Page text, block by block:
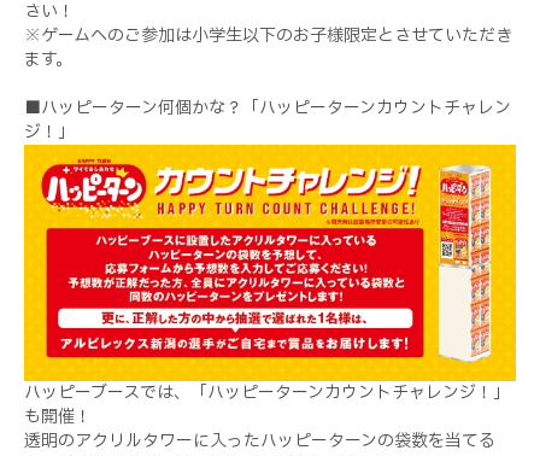
さい！
※ゲームへのご参加は小学生以下のお子様限定とさせていただき
ます。
■ハッピーターン何個かな？「ハッピーターンカウントチャレン
ジ！」
ハッピーブースでは、「ハッピーターンカウントチャレンジ！」
も開催！
透明のアクリルタワーに入ったハッピーターンの袋数を当てる